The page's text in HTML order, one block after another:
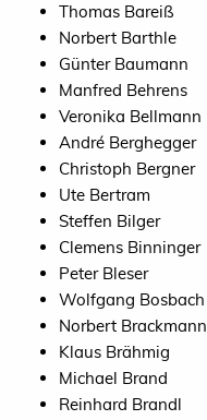
Thomas Bareiß
Norbert Barthle
Günter Baumann
Manfred Behrens
Veronika Bellmann
André Berghegger
Christoph Bergner
Ute Bertram
Steffen Bilger
Clemens Binninger
Peter Bleser
Wolfgang Bosbach
Norbert Brackmann
Klaus Brähmig
Michael Brand
Reinhard Brandl